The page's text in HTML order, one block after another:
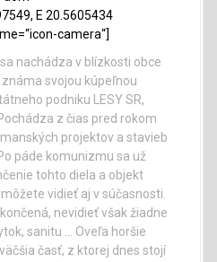
E 20.5605434
camera“]
nachádza v blízkosti obce
svojou kúpeľnou
podniku LESY SR,
z čias pred rokom
projektov a stavieb
páde komunizmu sa už
tohto diela a objekt
vidieť aj v súčasnosti.
nevidieť však žiadne
sanitu … Oveľa horšie
časť, z ktorej dnes stojí